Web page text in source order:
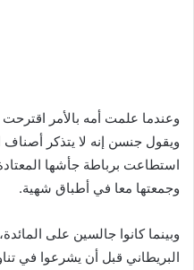
وعندما علمت أمه بالأمر
ويقول جنسن إنه لا يتذكر أصناف
استطاعت برباطة جأشها
وجمعتها معا في أطباق شهية.
وبينما كانوا جالسين على
البريطاني قبل أن يشرعوا في